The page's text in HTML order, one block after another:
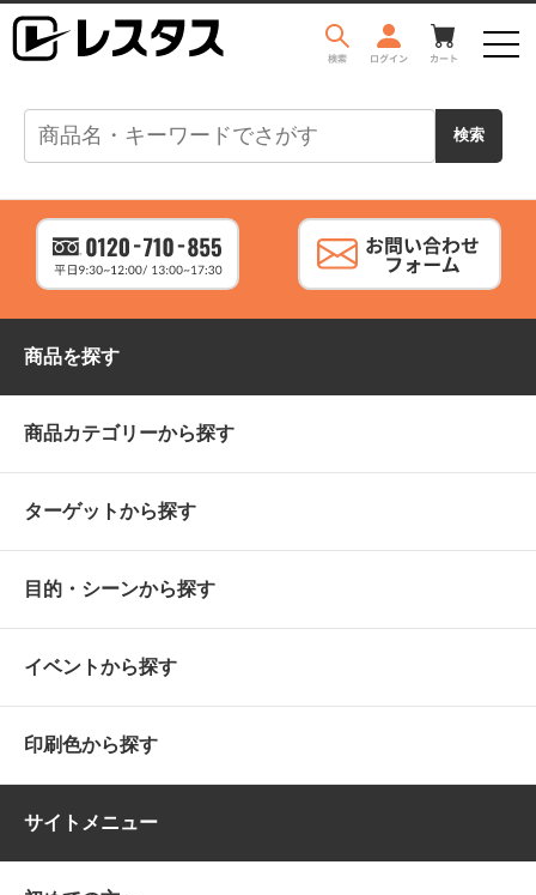
商品を探す
商品カテゴリーから探す
ターゲットから探す
目的・シーンから探す
イベントから探す
印刷色から探す
サイトメニュー